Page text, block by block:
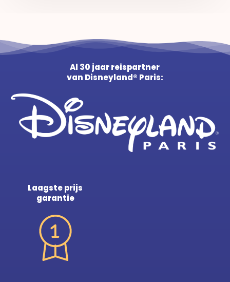
Al 30 jaar reispartner
van Disneyland® Paris:
Laagste prijs
garantie